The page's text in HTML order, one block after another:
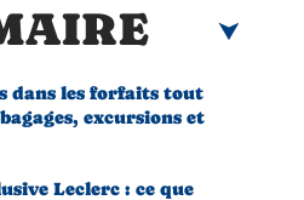
dans les forfaits tout
excursions et
Leclerc : ce que